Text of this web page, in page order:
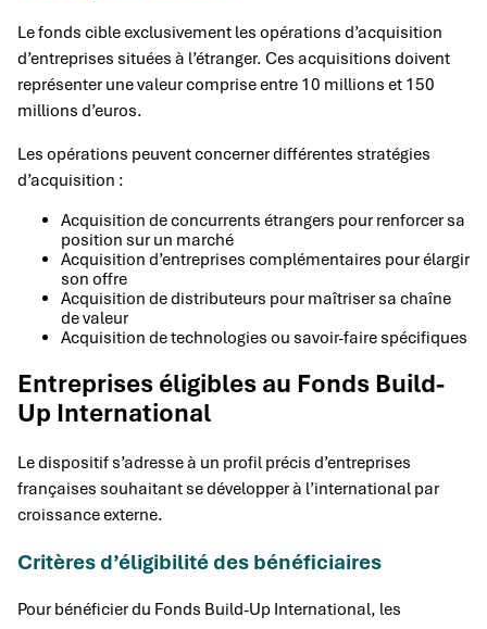
Le fonds cible exclusivement les opérations d’acquisition
d’entreprises situées à l’étranger. Ces acquisitions doivent
représenter une valeur comprise entre 10 millions et 150
millions d’euros.
Les opérations peuvent concerner différentes stratégies
d’acquisition :
Acquisition de concurrents étrangers pour renforcer sa
position sur un marché
Acquisition d’entreprises complémentaires pour élargir
son offre
Acquisition de distributeurs pour maîtriser sa chaîne
de valeur
Acquisition de technologies ou savoir-faire spécifiques
Entreprises éligibles au Fonds Build-
Up International
Le dispositif s’adresse à un profil précis d’entreprises
françaises souhaitant se développer à l’international par
croissance externe.
Critères d’éligibilité des bénéficiaires
Pour bénéficier du Fonds Build-Up International, les